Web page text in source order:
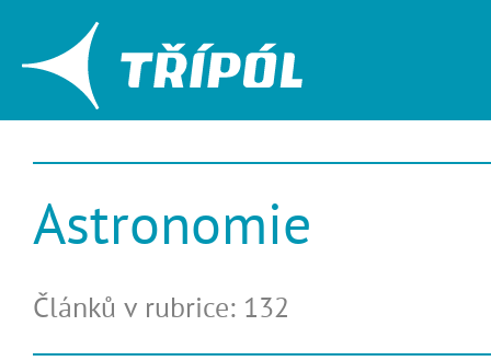
Astronomie
Článků v rubrice: 132